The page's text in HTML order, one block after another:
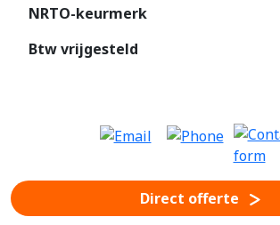
NRTO-keurmerk
Btw vrijgesteld
Direct offerte